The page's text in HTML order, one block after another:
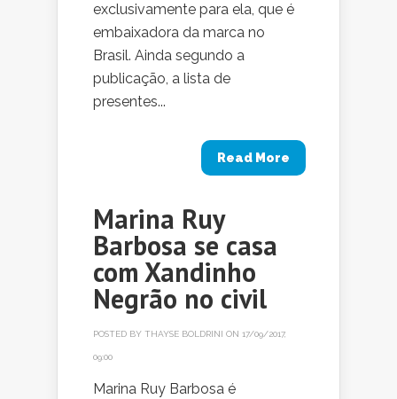
exclusivamente para ela, que é
embaixadora da marca no
Brasil. Ainda segundo a
publicação, a lista de
presentes...
Read More
Marina Ruy
Barbosa se casa
com Xandinho
Negrão no civil
POSTED BY THAYSE BOLDRINI ON 17/09/2017,
09:00
Marina Ruy Barbosa é